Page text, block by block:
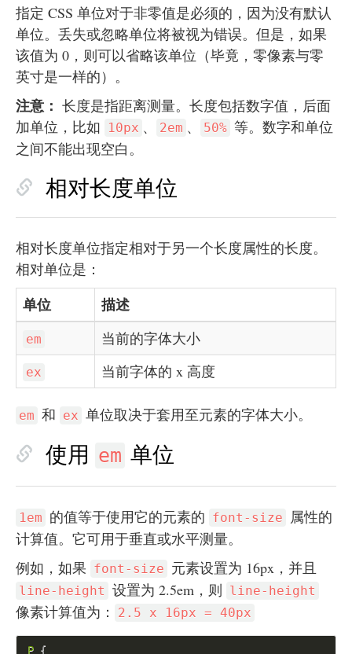
指定 CSS 单位对于非零值是必须的，因为没有默认
单位。丢失或忽略单位将被视为错误。但是，如果
该值为 0，则可以省略该单位（毕竟，零像素与零
英寸是一样的）。
注意： 长度是指距离测量。长度包括数字值，后面
加单位，比如
10px 、 2em 、 50% 等。数字和单位
之间不能出现空白。
相对长度单位
相对长度单位指定相对于另一个长度属性的长度。
相对单位是：
单位 描述
em 当前的字体大小
ex 当前字体的 x 高度
em 和 ex 单位取决于套用至元素的字体大小。
使用 em 单位
1em 的值等于使用它的元素的 font-size
属性的
计算值。它可用于垂直或水平测量。
例如，如果 font-size 元素设置为 16px，并且
line-height 设置为 2.5em，则 line-height
像素计算值为： 2.5 x 16px = 40px
P {